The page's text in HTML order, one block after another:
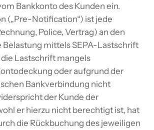
Bankkonto des Kunden ein.
(„Pre-Notification“) ist jede
Police, Vertrag) an den
Belastung mittels SEPA-Lastschrift
Lastschrift mangels
oder aufgrund der
Bankverbindung nicht
der Kunde der
er hierzu nicht berechtigt ist, hat
die Rückbuchung des jeweiligen